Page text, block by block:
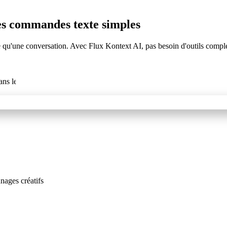
commandes texte simples
conversation. Avec Flux Kontext AI, pas besoin d'outils
créatifs